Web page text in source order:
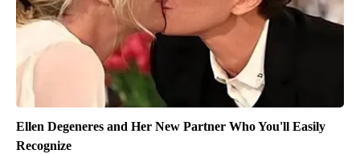
Ellen Degeneres and Her New Partner Who You'll Easily
Recognize